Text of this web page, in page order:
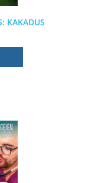
KAKADUS